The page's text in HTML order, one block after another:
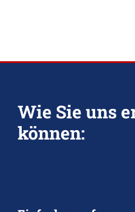
Wie Sie uns
können: